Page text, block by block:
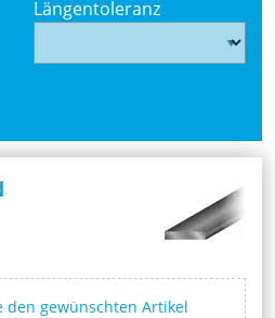
Längentoleranz
den gewünschten Artikel